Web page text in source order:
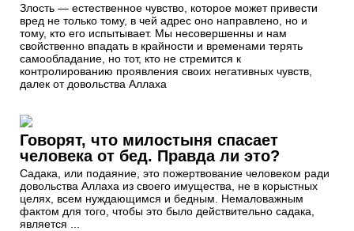
Злость — естественное чувство, которое может привести
вред не только тому, в чей адрес оно направлено, но и
тому, кто его испытывает. Мы несовершенны и нам
свойственно впадать в крайности и временами терять
самообладание, но тот, кто не стремится к
контролированию проявления своих негативных чувств,
далек от довольства Аллаха
Говорят, что милостыня спасает
человека от бед. Правда ли это?
Садака, или подаяние, это пожертвование человеком ради
довольства Аллаха из своего имущества, не в корыстных
целях, всем нуждающимся и бедным. Немаловажным
фактом для того, чтобы это было действительно садака,
является ...